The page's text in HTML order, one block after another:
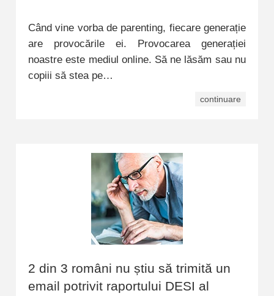
Când vine vorba de parenting, fiecare generație
are provocările ei. Provocarea generației
noastre este mediul online. Să ne lăsăm sau nu
copiii să stea pe…
continuare
2 din 3 români nu știu să trimită un
email potrivit raportului DESI al